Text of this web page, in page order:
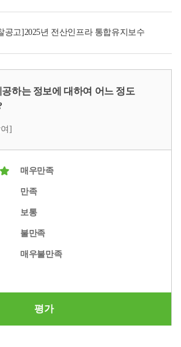
공고]2025년 전산인프라 통합유지보수
하는 정보에 대하여 어느 정도
]
매우만족
만족
보통
불만족
매우불만족
평가